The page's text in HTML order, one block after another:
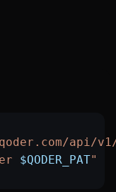
api/v1/
$QODER_PAT"